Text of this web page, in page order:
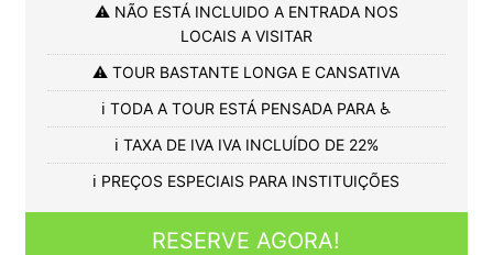
⚠️ NÃO ESTÁ INCLUIDO A ENTRADA NOS
LOCAIS A VISITAR
⚠️ TOUR BASTANTE LONGA E CANSATIVA
ℹ️ TODA A TOUR ESTÁ PENSADA PARA ♿
ℹ️ TAXA DE IVA IVA INCLUÍDO DE 22%
ℹ️ PREÇOS ESPECIAIS PARA INSTITUIÇÕES
RESERVE AGORA!